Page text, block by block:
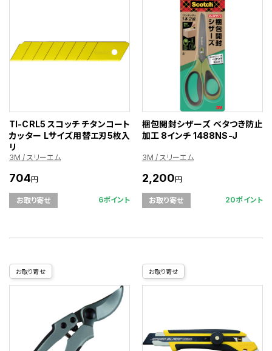
TI-CRL5 スコッチ チタンコート
カッター Lサイズ用替エ刃5枚入
リ
3M / スリーエム
704円
お取り寄せ 6ポイント
梱包開封シザーズ ベタつき防止
加工 8インチ 1488NS-J
3M / スリーエム
2,200円
お取り寄せ 20ポイント
お取り寄せ お取り寄せ